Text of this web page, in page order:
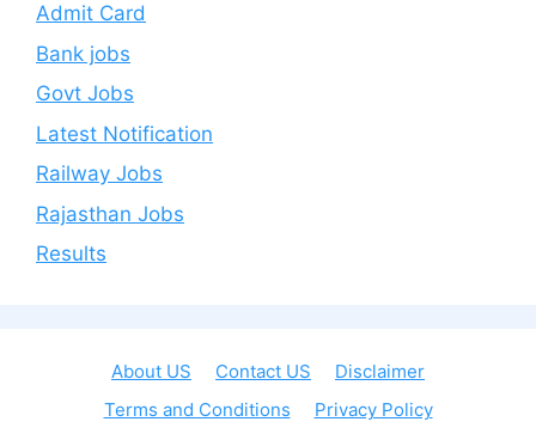
Admit Card
Bank jobs
Govt Jobs
Latest Notification
Railway Jobs
Rajasthan Jobs
Results
About US Contact US
Disclaimer
Terms and Conditions
Privacy Policy